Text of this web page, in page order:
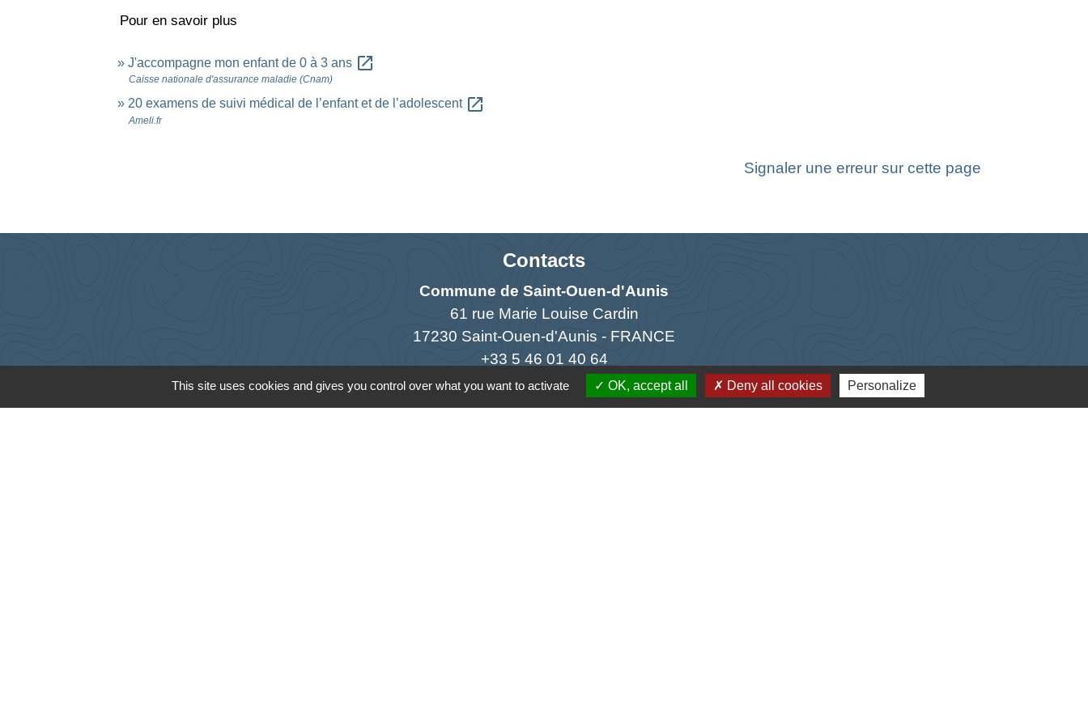
Pour en savoir plus
J'accompagne mon enfant de 0 à 3 ans open_in_new
Caisse nationale d'assurance maladie (Cnam)
20 examens de suivi médical de l’enfant et de l’adolescent open_in_new
Ameli.fr
Signaler une erreur sur cette page
Contacts
Commune de Saint-Ouen-d'Aunis
61 rue Marie Louise Cardin
17230 Saint-Ouen-d'Aunis - FRANCE
+33 5 46 01 40 64
Contact par formulaire
This site uses cookies and gives you control over what you want to activate OK, accept all Deny all cookies Personalize